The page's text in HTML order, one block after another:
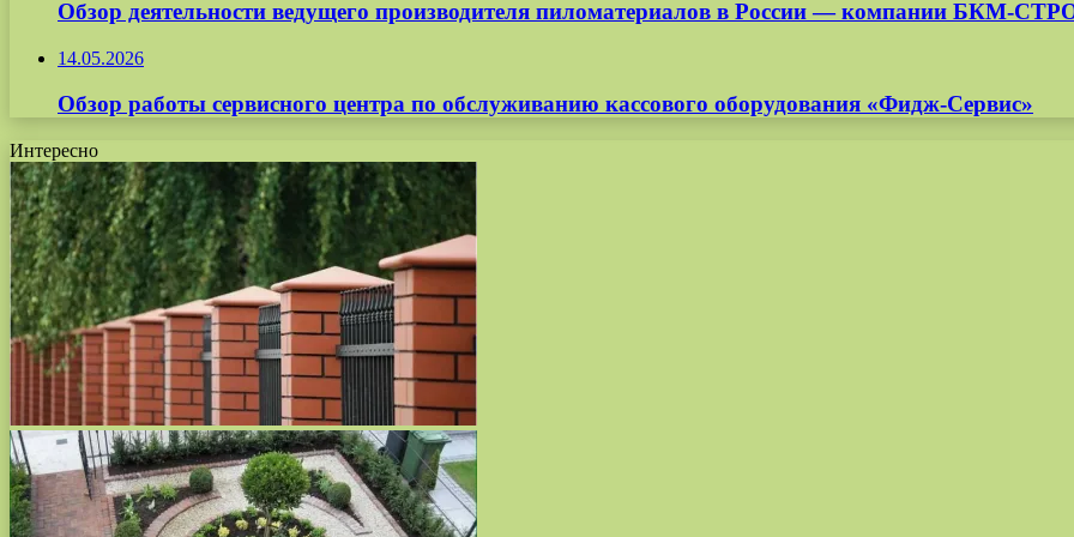
Обзор деятельности ведущего производителя пиломатериалов в России — компании БКМ-
14.05.2026
Обзор работы сервисного центра по обслуживанию кассового оборудования «Фидж-Сервис»
Интересно